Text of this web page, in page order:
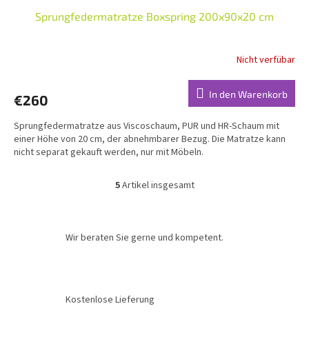
Sprungfedermatratze Boxspring 200x90x20 cm
Nicht verfübar
€260 In den Warenkorb
Sprungfedermatratze aus Viscoschaum, PUR und HR-Schaum mit
einer Höhe von 20 cm, der abnehmbarer Bezug. Die Matratze kann
nicht separat gekauft werden, nur mit Möbeln.
S
e
e
m
5Artikel insgesamt
Wir beraten Sie gerne und kompetent.
Kostenlose Lieferung